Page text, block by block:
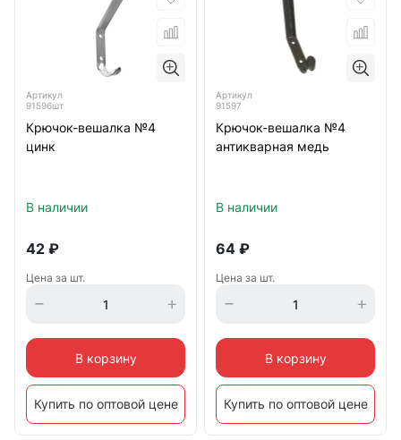
Артикул
91596шт
Крючок-вешалка №4
цинк
В наличии
42 ₽
Цена за шт.
В корзину
Купить по оптовой цене
Артикул
91597
Крючок-вешалка №4
антикварная медь
В наличии
64 ₽
Цена за шт.
В корзину
Купить по оптовой цене